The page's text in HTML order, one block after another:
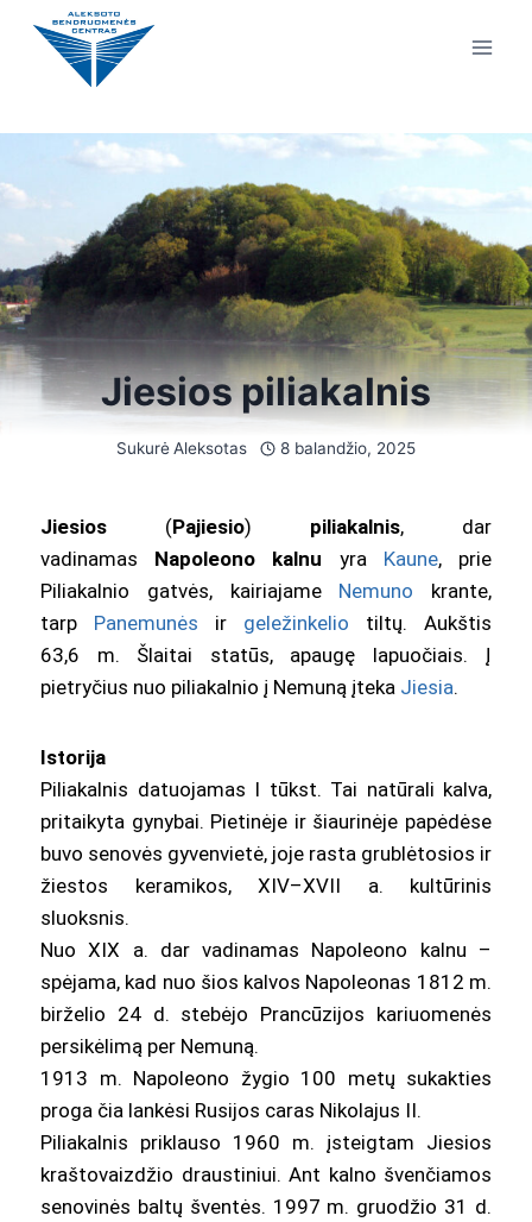
Jiesios piliakalnis
Sukurė Aleksotas 8 balandžio, 2025
Jiesios (Pajiesio) piliakalnis, dar
vadinamas Napoleono kalnu yra Kaune, prie
Piliakalnio gatvės, kairiajame Nemuno krante,
tarp Panemunės ir geležinkelio tiltų. Aukštis
63,6 m. Šlaitai statūs, apaugę lapuočiais. Į
pietryčius nuo piliakalnio į Nemuną įteka Jiesia.
Istorija
Piliakalnis datuojamas I tūkst. Tai natūrali kalva,
pritaikyta gynybai. Pietinėje ir šiaurinėje papėdėse
buvo senovės gyvenvietė, joje rasta grublėtosios ir
žiestos keramikos, XIV–XVII a. kultūrinis
sluoksnis.
Nuo XIX a. dar vadinamas Napoleono kalnu –
spėjama, kad nuo šios kalvos Napoleonas 1812 m.
birželio 24 d. stebėjo Prancūzijos kariuomenės
persikėlimą per Nemuną.
1913 m. Napoleono žygio 100 metų sukakties
proga čia lankėsi Rusijos caras Nikolajus II.
Piliakalnis priklauso 1960 m. įsteigtam Jiesios
kraštovaizdžio draustiniui. Ant kalno švenčiamos
senovinės baltų šventės. 1997 m. gruodžio 31 d.